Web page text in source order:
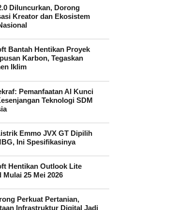
Diluncurkan, Dorong
Kreator dan Ekosistem
Bantah Hentikan Proyek
Karbon, Tegaskan
Iklim
Pemanfaatan AI Kunci
Teknologi SDM
Emmo JVX GT Dipilih
Ini Spesifikasinya
Hentikan Outlook Lite
25 Mei 2026
Perkuat Pertanian,
Infrastruktur Digital Jadi